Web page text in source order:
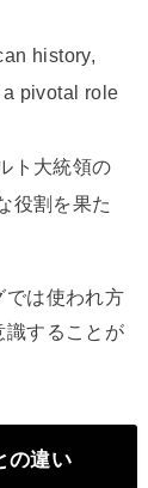
history,
pivotal role
ト大統領の
役割を果た
では使われ方
識することが
の違い